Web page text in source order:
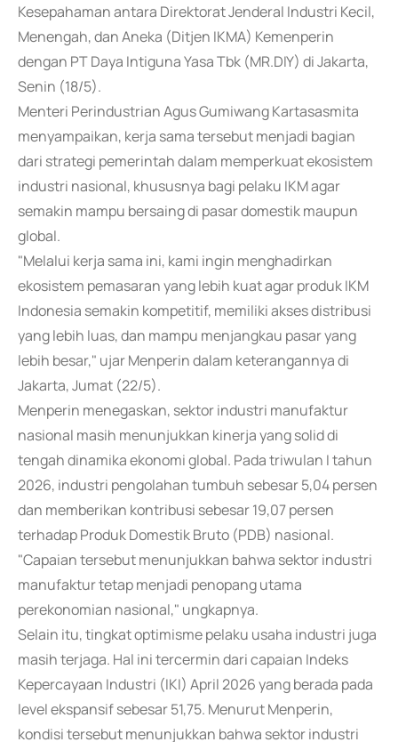
Kesepahaman antara Direktorat Jenderal Industri Kecil,
Menengah, dan Aneka (Ditjen IKMA) Kemenperin
dengan PT Daya Intiguna Yasa Tbk (MR.DIY) di Jakarta,
Senin (18/5).
Menteri Perindustrian Agus Gumiwang Kartasasmita
menyampaikan, kerja sama tersebut menjadi bagian
dari strategi pemerintah dalam memperkuat ekosistem
industri nasional, khususnya bagi pelaku IKM agar
semakin mampu bersaing di pasar domestik maupun
global.
"Melalui kerja sama ini, kami ingin menghadirkan
ekosistem pemasaran yang lebih kuat agar produk IKM
Indonesia semakin kompetitif, memiliki akses distribusi
yang lebih luas, dan mampu menjangkau pasar yang
lebih besar," ujar Menperin dalam keterangannya di
Jakarta, Jumat (22/5).
Menperin menegaskan, sektor industri manufaktur
nasional masih menunjukkan kinerja yang solid di
tengah dinamika ekonomi global. Pada triwulan I tahun
2026, industri pengolahan tumbuh sebesar 5,04 persen
dan memberikan kontribusi sebesar 19,07 persen
terhadap Produk Domestik Bruto (PDB) nasional.
"Capaian tersebut menunjukkan bahwa sektor industri
manufaktur tetap menjadi penopang utama
perekonomian nasional," ungkapnya.
Selain itu, tingkat optimisme pelaku usaha industri juga
masih terjaga. Hal ini tercermin dari capaian Indeks
Kepercayaan Industri (IKI) April 2026 yang berada pada
level ekspansif sebesar 51,75. Menurut Menperin,
kondisi tersebut menunjukkan bahwa sektor industri